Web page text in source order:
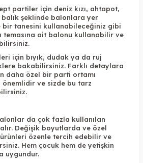
partiler için deniz kızı, ahtapot,
balık şeklinde balonlara yer
bir tanesini kullanabileceğiniz gibi
temasına ait balonu kullanabilir ve
için bıyık, dudak ya da ruj
bakabilirsiniz. Farklı detaylara
daha özel bir parti ortamı
önemlidir ve sizde bu tarz
da çok fazla kullanılan
Değişik boyutlarda ve özel
özenle tercih edebilir ve
Hem çocuk hem de yetişkin
uygundur.